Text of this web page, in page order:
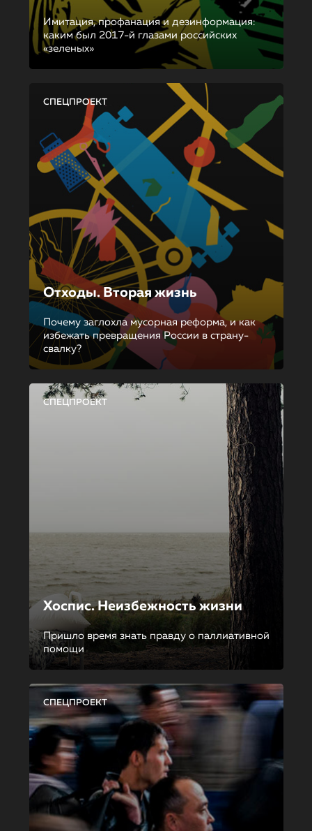
Имитация, профанация и дезинформация:
каким был 2017-й глазами российских
«зеленых»
СПЕЦПРОЕКТ
Отходы. Вторая жизнь
Почему заглохла мусорная реформа, и как
избежать превращения России в страну-
свалку?
СПЕЦПРОЕКТ
Хоспис. Неизбежность жизни
Пришло время знать правду о паллиативной
помощи
СПЕЦПРОЕКТ